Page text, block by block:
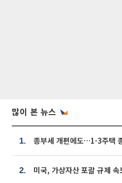
많이 본 뉴스
1.
2.